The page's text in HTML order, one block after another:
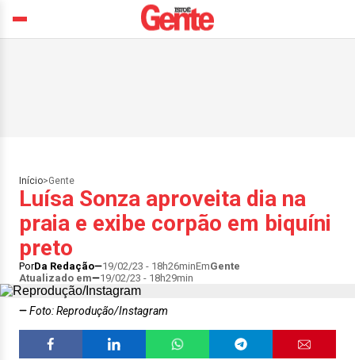
Início>Gente
Luísa Sonza aproveita dia na
praia e exibe corpão em biquíni
preto
PorDa Redação 19/02/23 - 18h26minEmGente
Atualizado em
19/02/23 - 18h29min
Foto: Reprodução/Instagram